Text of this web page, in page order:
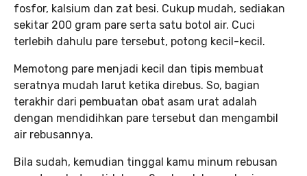
fosfor, kalsium dan zat besi. Cukup mudah, sediakan
sekitar 200 gram pare serta satu botol air. Cuci
terlebih dahulu pare tersebut, potong kecil-kecil.
Memotong pare menjadi kecil dan tipis membuat
seratnya mudah larut ketika direbus. So, bagian
terakhir dari pembuatan obat asam urat adalah
dengan mendidihkan pare tersebut dan mengambil
air rebusannya.
Bila sudah, kemudian tinggal kamu minum rebusan